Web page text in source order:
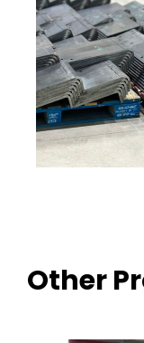
Other